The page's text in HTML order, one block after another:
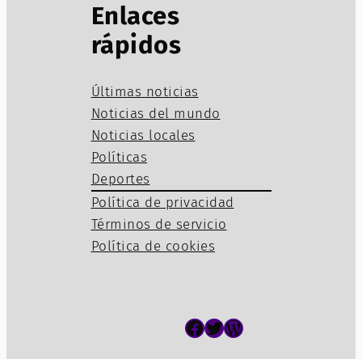
Enlaces
rápidos
Últimas noticias
Noticias del mundo
Noticias locales
Políticas
Deportes
Política de privacidad
Términos de servicio
Política de cookies
Facebook Twitter WordPress